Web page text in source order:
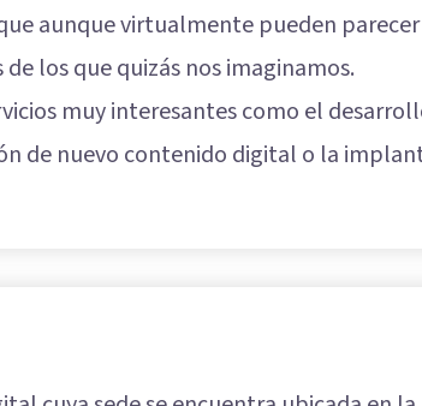
aunque virtualmente pueden
los que quizás nos imaginamos.
muy interesantes como el
de nuevo contenido digital o la